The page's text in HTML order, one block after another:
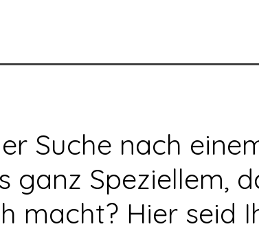
Suche nach
ganz Speziellem,
macht? Hier seid